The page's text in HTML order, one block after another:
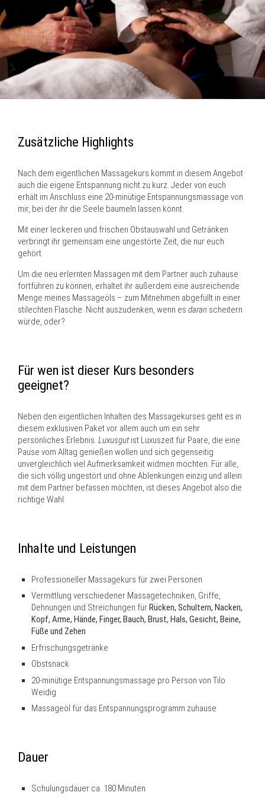
Zusätzliche Highlights
Nach dem eigentlichen Massagekurs kommt in diesem Angebot
auch die eigene Entspannung nicht zu kurz. Jeder von euch
erhält im Anschluss eine 20-minütige Entspannungsmassage von
mir, bei der ihr die Seele baumeln lassen könnt.
Mit einer leckeren und frischen Obstauswahl und Getränken
verbringt ihr gemeinsam eine ungestörte Zeit, die nur euch
gehört.
Um die neu erlernten Massagen mit dem Partner auch zuhause
fortführen zu können, erhaltet ihr außerdem eine ausreichende
Menge meines Massageöls – zum Mitnehmen abgefüllt in einer
stilechten Flasche. Nicht auszudenken, wenn es daran scheitern
würde, oder?
Für wen ist dieser Kurs besonders
geeignet?
Neben den eigentlichen Inhalten des Massagekurses geht es in
diesem exklusiven Paket vor allem auch um ein sehr
persönliches Erlebnis. Luxusgut ist Luxuszeit für Paare, die eine
Pause vom Alltag genießen wollen und sich gegenseitig
unvergleichlich viel Aufmerksamkeit widmen möchten. Für alle,
die sich völlig ungestört und ohne Ablenkungen einzig und allein
mit dem Partner befassen möchten, ist dieses Angebot also die
richtige Wahl.
Inhalte und Leistungen
Professioneller Massagekurs für zwei Personen
Vermittlung verschiedener Massagetechniken, Griffe,
Dehnungen und Streichungen fürRücken, Schultern, Nacken,
Kopf, Arme, Hände, Finger, Bauch, Brust, Hals, Gesicht, Beine,
Füße und Zehen
Erfrischungsgetränke
Obstsnack
20-minütige Entspannungsmassage pro Person von Tilo
Weidig
Massageöl für das Entspannungsprogramm zuhause
Dauer
Schulungsdauer ca. 180 Minuten